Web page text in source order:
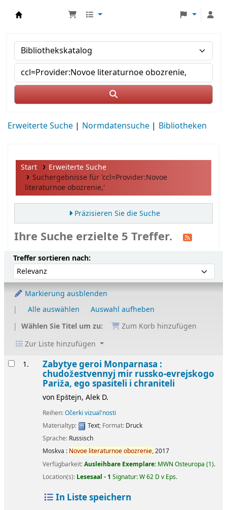
Erweiterte Suche Normdatensuche Bibliotheken
Start
Erweiterte Suche
Suchergebnisse für 'ccl=Provider:Novoe
literaturnoe obozrenie,'
Präzisieren Sie die Suche
Ihre Suche erzielte 5 Treffer.
Sortieren
Treffer sortieren nach:
Markierung ausblenden
Alle auswählen
Auswahl aufheben
Wählen Sie Titel um zu:
Zum Korb hinzufügen
Zur Liste hinzufügen
Ergebnisse
1. Zabytye geroi Monparnasa :
chudožestvennyj mir russko-evrejskogo
Pariža, ego spasiteli i chraniteli
von Epštejn, Alek D.
Reihen:Očerki vizual'nosti
Materialtyp:
Text; Format: Druck
Sprache: Russisch
Moskva : Novoe literaturnoeobozrenie,2017
Verfügbarkeit:Ausleihbare Exemplare: MWN Osteuropa (1).
Location(s): Lesesaal - 1 Signatur:W 62 D v Eps.
In Liste speichern